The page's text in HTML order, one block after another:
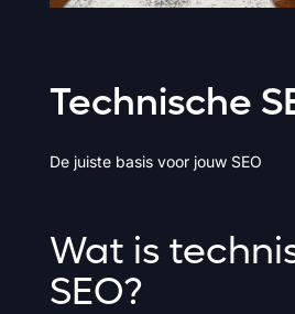
Technische
De juiste basis voor jouw SEO
Wat is
SEO?